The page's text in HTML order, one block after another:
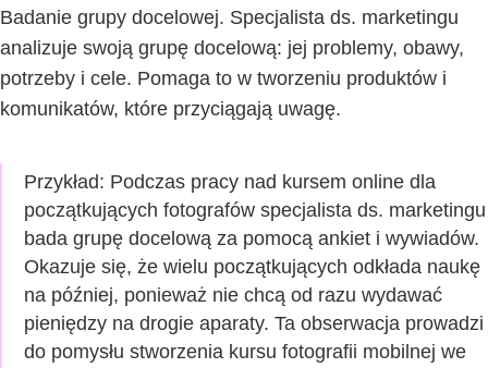
Badanie grupy docelowej. Specjalista ds. marketingu
analizuje swoją grupę docelową: jej problemy, obawy,
potrzeby i cele. Pomaga to w tworzeniu produktów i
komunikatów, które przyciągają uwagę.
Przykład: Podczas pracy nad kursem online dla
początkujących fotografów specjalista ds. marketingu
bada grupę docelową za pomocą ankiet i wywiadów.
Okazuje się, że wielu początkujących odkłada naukę
na później, ponieważ nie chcą od razu wydawać
pieniędzy na drogie aparaty. Ta obserwacja prowadzi
do pomysłu stworzenia kursu fotografii mobilnej we